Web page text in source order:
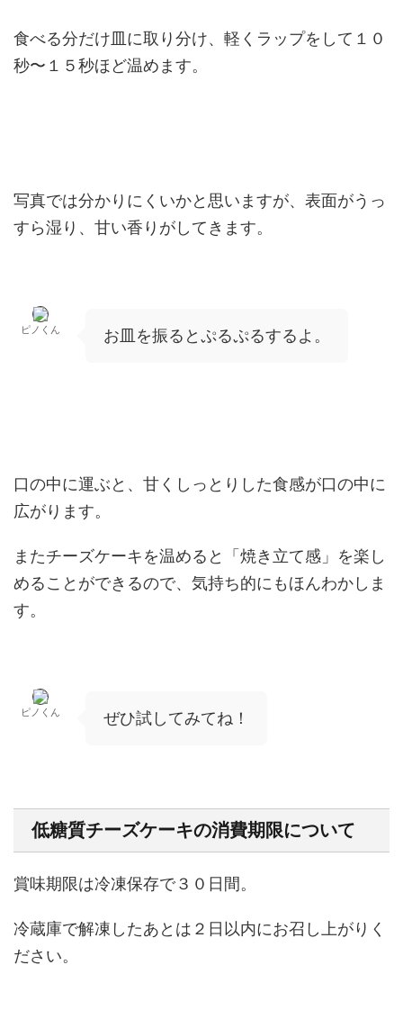
食べる分だけ皿に取り分け、軽くラップをして１０
秒〜１５秒ほど温めます。
写真では分かりにくいかと思いますが、表面がうっ
すら湿り、甘い香りがしてきます。
ピノくん お皿を振るとぷるぷるするよ。
口の中に運ぶと、甘くしっとりした食感が口の中に
広がります。
またチーズケーキを温めると「焼き立て感」を楽し
めることができるので、気持ち的にもほんわかしま
す。
ピノくん ぜひ試してみてね！
低糖質チーズケーキの消費期限について
賞味期限は冷凍保存で３０日間。
冷蔵庫で解凍したあとは２日以内にお召し上がりく
ださい。